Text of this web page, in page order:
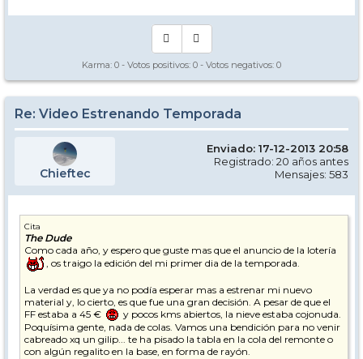
Karma: 0 - Votos positivos: 0 - Votos negativos: 0
Re: Video Estrenando Temporada
Chieftec
Enviado: 17-12-2013 20:58
Registrado: 20 años antes
Mensajes: 583
Cita
The Dude
Como cada año, y espero que guste mas que el anuncio de la lotería
, os traigo la edición del mi primer dia de la temporada.
La verdad es que ya no podía esperar mas a estrenar mi nuevo
material y, lo cierto, es que fue una gran decisión. A pesar de que el
FF estaba a 45 €
y pocos kms abiertos, la nieve estaba cojonuda.
Poquísima gente, nada de colas. Vamos una bendición para no venir
cabreado xq un gilip... te ha pisado la tabla en la cola del remonte o
con algún regalito en la base, en forma de rayón.